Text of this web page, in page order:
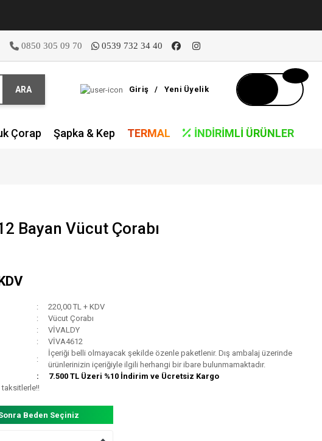
0850 305 09 70 0539 732 34 40
ARA Giriş / Yeni Üyelik
Çorap Şapka & Kep TERMAL İNDIRIMLI ÜRÜNLER
Bayan Vücut Çorabı
220,00 TL + KDV
Vücut Çorabı
VİVALDY
VİVA4612
İçeriği belli olmayacak şekilde özenle paketlenir. Dış ambalaj üzerinde
ürünlerinizin içeriğiyle ilgili herhangi bir ibare bulunmamaktadır.
7.500 TL Üzeri %10 İndirim ve Ücretsiz Kargo
taksitlerle!!
Beden Seçiniz